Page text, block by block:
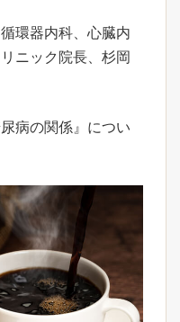
環器内科、心臓内
ニック院長、杉岡
病の関係』につい